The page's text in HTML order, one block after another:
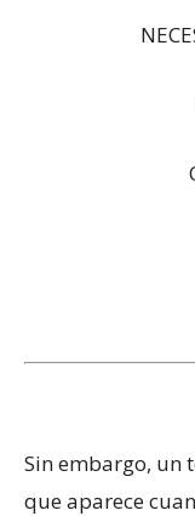
Sin embargo, un
que aparece